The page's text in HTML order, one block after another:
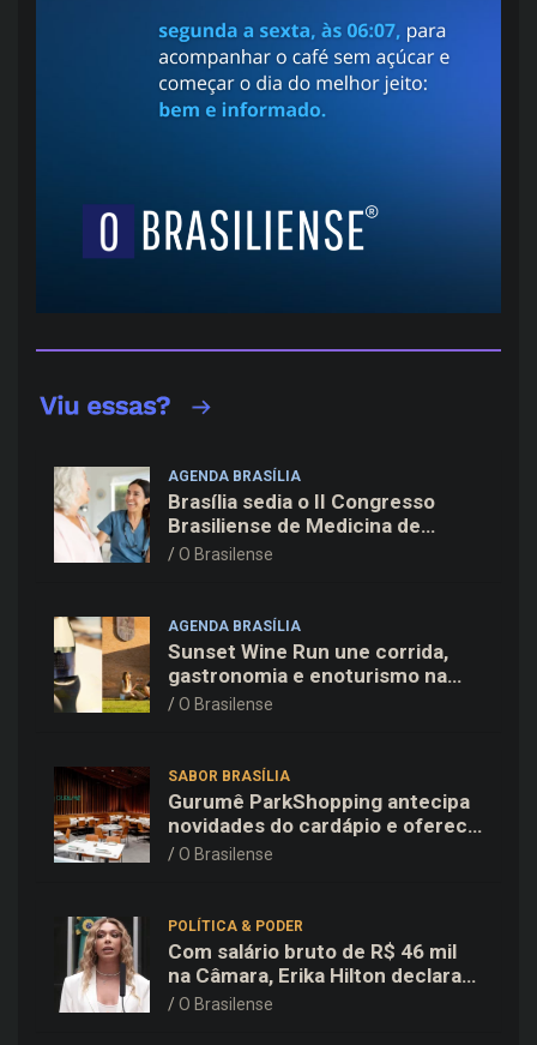
AGENDA BRASÍLIA
Brasília sedia o II Congresso
Brasiliense de Medicina de
Família e Comunidade na Fiocruz
O Brasilense
AGENDA BRASÍLIA
Sunset Wine Run une corrida,
gastronomia e enoturismo na
Vinícola Brasília
O Brasilense
SABOR BRASÍLIA
Gurumê ParkShopping antecipa
novidades do cardápio e oferece
25% de desconto no delivery
O Brasilense
POLÍTICA & PODER
Com salário bruto de R$ 46 mil
na Câmara, Erika Hilton declara
patrimônio de R$ 15,9 mil ao TSE
O Brasilense